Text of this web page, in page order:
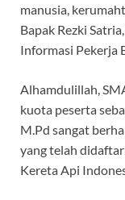
manusia,
Bapak Rezki
Informasi Pekerja
Alhamdulillah,
kuota peserta
M.Pd sangat
yang telah
Kereta Api